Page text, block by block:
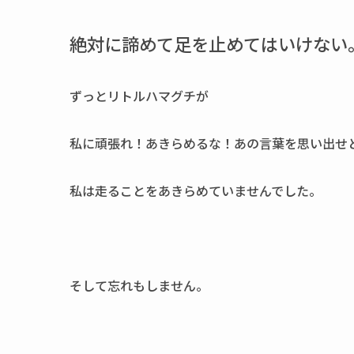
絶対に諦めて足を止めてはいけない。
ずっとリトルハマグチが
私に頑張れ！あきらめるな！あの言葉を思い出せ
私は走ることをあきらめていませんでした。
そして忘れもしません。